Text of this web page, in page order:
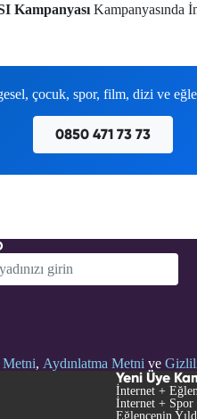
Kampanyası Kampanyasında
çocuk, spor, film, dizi ve
0850 471 73 73
Metni, Aydınlatma Metni ve
Yeni Üye
İnternet +
İnternet + Spor
Eğlencenin